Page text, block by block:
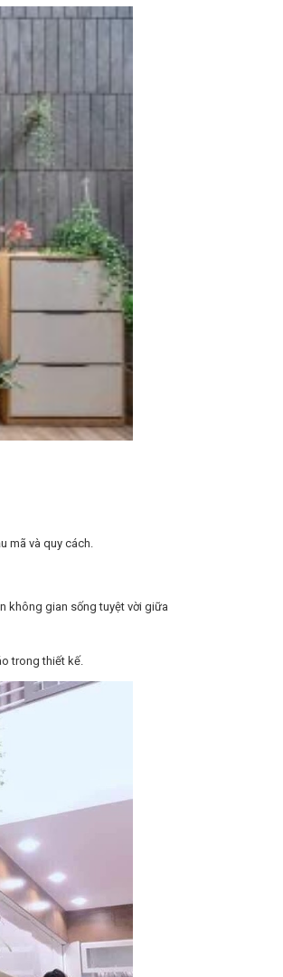
mã và quy cách.
không gian sống tuyệt vời giữa
trong thiết kế.